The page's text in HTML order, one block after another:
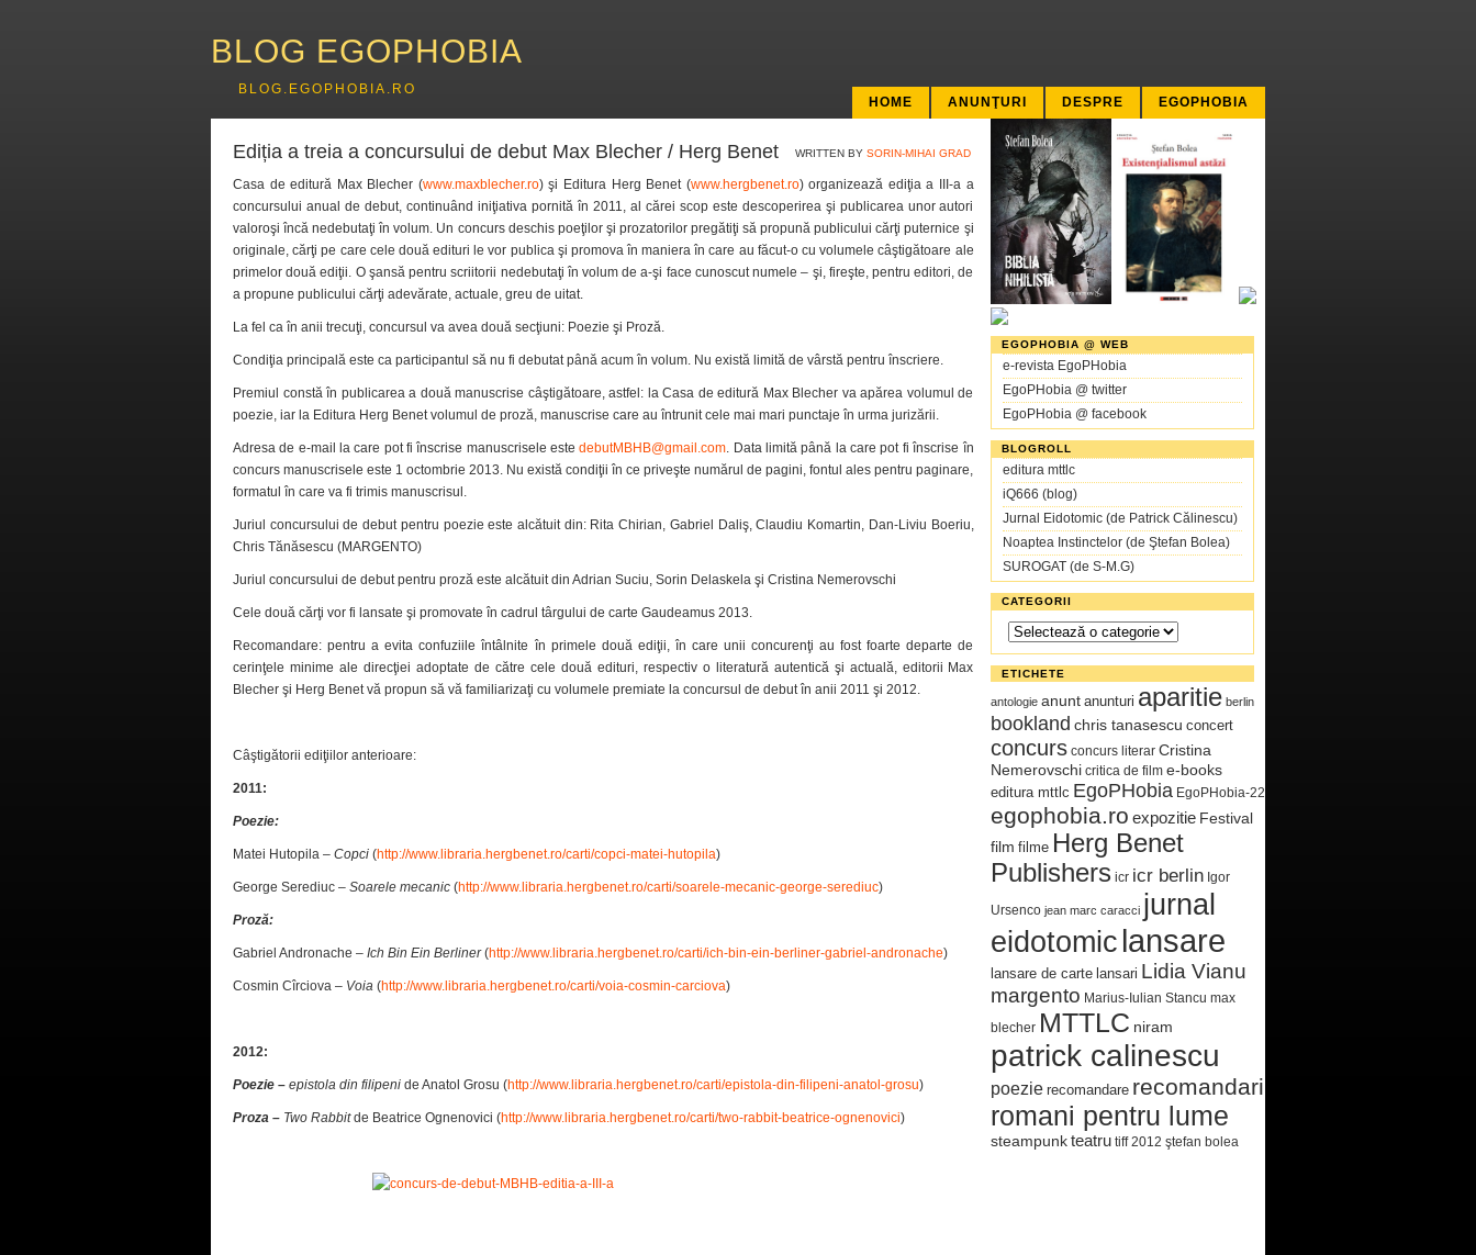
BLOG EGOPHOBIA
BLOG.EGOPHOBIA.RO
HOME
ANUNŢURI DESPRE EGOPHOBIA
Ediția a treia a concursului de debut Max Blecher / Herg Benet WRITTEN BY SORIN-MIHAI GRAD
Casa de editură Max Blecher (www.maxblecher.ro) şi Editura Herg Benet (www.hergbenet.ro) organizează ediţia a III-a a
concursului anual de debut, continuând iniţiativa pornită în 2011, al cărei scop este descoperirea şi publicarea unor autori
valoroşi încă nedebutaţi în volum. Un concurs deschis poeţilor şi prozatorilor pregătiţi să propună publicului cărţi puternice şi
originale, cărţi pe care cele două edituri le vor publica şi promova în maniera în care au făcut-o cu volumele câştigătoare ale
primelor două ediţii. O şansă pentru scriitorii nedebutaţi în volum de a-şi face cunoscut numele – şi, fireşte, pentru editori, de
a propune publicului cărţi adevărate, actuale, greu de uitat.
La fel ca în anii trecuţi, concursul va avea două secţiuni: Poezie şi Proză.
Condiţia principală este ca participantul să nu fi debutat până acum în volum. Nu există limită de vârstă pentru înscriere.
Premiul constă în publicarea a două manuscrise câştigătoare, astfel: la Casa de editură Max Blecher va apărea volumul de
poezie, iar la Editura Herg Benet volumul de proză, manuscrise care au întrunit cele mai mari punctaje în urma jurizării.
Adresa de e-mail la care pot fi înscrise manuscrisele estedebutMBHB@gmail.com. Data limită până la care pot fi înscrise în
concurs manuscrisele este 1 octombrie 2013. Nu există condiţii în ce priveşte numărul de pagini, fontul ales pentru paginare,
formatul în care va fi trimis manuscrisul.
Juriul concursului de debut pentru poezie este alcătuit din: Rita Chirian, Gabriel Daliş, Claudiu Komartin, Dan-Liviu Boeriu,
Chris Tănăsescu (MARGENTO)
Juriul concursului de debut pentru proză este alcătuit din Adrian Suciu, Sorin Delaskela şi Cristina Nemerovschi
Cele două cărţi vor fi lansate şi promovate în cadrul târgului de carte Gaudeamus 2013.
Recomandare: pentru a evita confuziile întâlnite în primele două ediţii, în care unii concurenţi au fost foarte departe de
cerinţele minime ale direcţiei adoptate de către cele două edituri, respectiv o literatură autentică şi actuală, editorii Max
Blecher şi Herg Benet vă propun să vă familiarizaţi cu volumele premiate la concursul de debut în anii 2011 şi 2012.
Câştigătorii ediţiilor anterioare:
2011:
Poezie:
Matei Hutopila – Copci (http://www.libraria.hergbenet.ro/carti/copci-matei-hutopila)
George Serediuc – Soarele mecanic (http://www.libraria.hergbenet.ro/carti/soarele-mecanic-george-serediuc)
Proză:
Gabriel Andronache – Ich Bin Ein Berliner(http://www.libraria.hergbenet.ro/carti/ich-bin-ein-berliner-gabriel-andronache)
Cosmin Cîrciova – Voia (http://www.libraria.hergbenet.ro/carti/voia-cosmin-carciova)
2012:
Poezie – epistola din filipeni de Anatol Grosu (http://www.libraria.hergbenet.ro/carti/epistola-din-filipeni-anatol-grosu)
Proza – Two Rabbitde Beatrice Ognenovici (http://www.libraria.hergbenet.ro/carti/two-rabbit-beatrice-ognenovici)
EGOPHOBIA @ WEB
e-revista EgoPHobia
EgoPHobia @ twitter
EgoPHobia @ facebook
BLOGROLL
editura mttlc
iQ666 (blog)
Jurnal Eidotomic (de Patrick Călinescu)
Noaptea Instinctelor (de Ştefan Bolea)
SUROGAT (de S-M.G)
CATEGORII
Categorii
ETICHETE
antologie anunt anunturi aparitie berlin
bookland chris tanasescu concert
concurs concurs literar Cristina
Nemerovschi critica de film e-books
editura mttlc EgoPHobia EgoPHobia-22
egophobia.ro expozitie Festival
film filme Herg Benet
Publishers icr icr berlin Igor
Ursenco jean marc caracci jurnal
eidotomic lansare
lansare de carte lansari Lidia Vianu
margento Marius-Iulian Stancu max
blecher MTTLC niram
patrick calinescu
poezie recomandare recomandari
romani pentru lume
steampunkteatru tiff 2012 ştefan bolea